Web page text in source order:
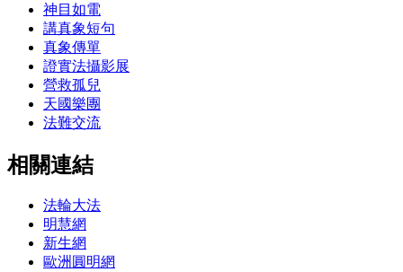
神目如電
講真象短句
真象傳單
證實法攝影展
營救孤兒
天國樂團
法難交流
相關連結
法輪大法
明慧網
新生網
歐洲圓明網